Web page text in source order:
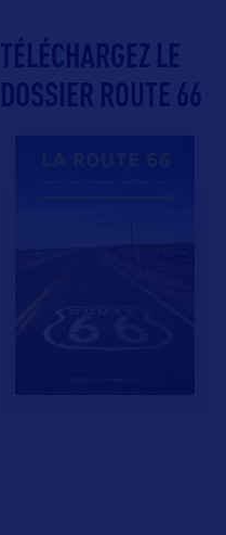
TÉLÉCHARGEZ LE
DOSSIER ROUTE 66